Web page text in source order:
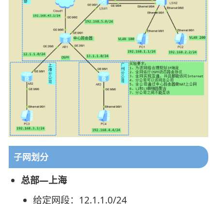
子网划分
总部—上海
给定网段：12.1.1.0/24